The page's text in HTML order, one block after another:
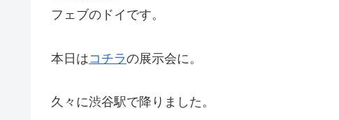
フェブのドイです。
本日はコチラの展示会に。
久々に渋谷駅で降りました。